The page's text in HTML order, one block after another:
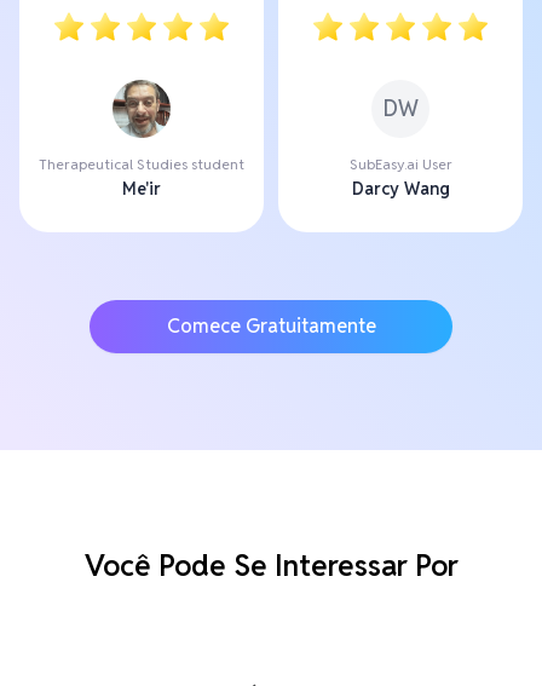
Therapeutical Studies student
Me'ir
DW
SubEasy.ai User
Darcy Wang
Comece Gratuitamente
Você Pode Se Interessar Por